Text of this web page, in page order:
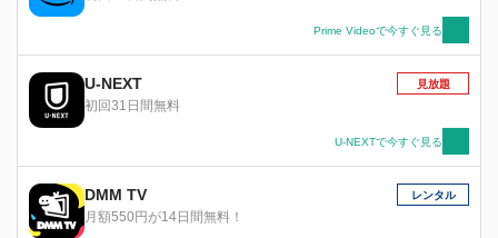
Prime Videoで今すぐ見る
U-NEXT
初回31日間無料
見放題
U-NEXTで今すぐ見る
DMM TV
月額550円が14日間無料！
レンタル